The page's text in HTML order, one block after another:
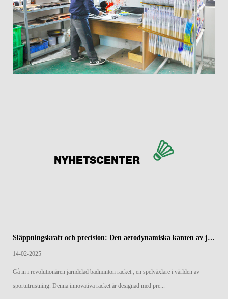
NYHETSCENTER
Släppningskraft och precision: Den aerodynamiska kanten av järndelade badmintonracketar
14-02-2025
Gå in i revolutionären järndelad badminton racket , en spelväxlare i världen av
sportutrustning. Denna innovativa racket är designad med pre...